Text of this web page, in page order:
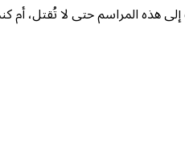
إلى هذه المراسم حتى لا تُقتل،